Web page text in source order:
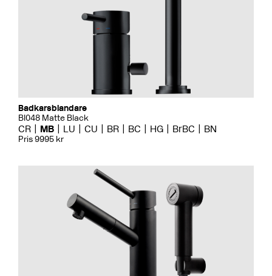
Badkarsblandare
BI048 Matte Black
CR MB LU CU BR BC HG BrBC BN
Pris 9995 kr